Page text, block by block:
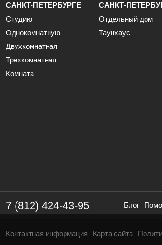
САНКТ-ПЕТЕРБУРГЕ
Студию
Однокомнатную
Двухкомнатная
Трехкомнатная
Комната
САНКТ-
Отдельный дом
Таунхаус
7 (812) 424-43-95 Блог
Контактная информация Карта сайта